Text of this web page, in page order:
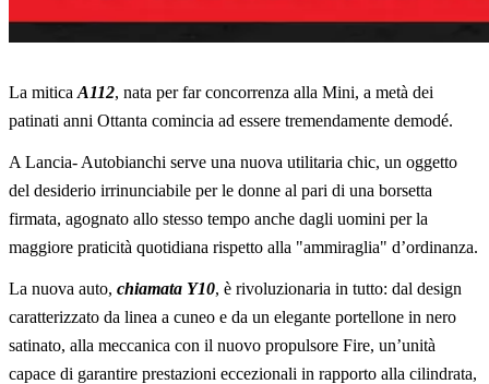
La mitica A112, nata per far concorrenza alla Mini, a metà dei
patinati anni Ottanta comincia ad essere tremendamente demodé.
A Lancia- Autobianchi serve una nuova utilitaria chic, un oggetto
del desiderio irrinunciabile per le donne al pari di una borsetta
firmata, agognato allo stesso tempo anche dagli uomini per la
maggiore praticità quotidiana rispetto alla "ammiraglia" d’ordinanza.
La nuova auto, chiamata Y10, è rivoluzionaria in tutto: dal design
caratterizzato da linea a cuneo e da un elegante portellone in nero
satinato, alla meccanica con il nuovo propulsore Fire, un’unità
capace di garantire prestazioni eccezionali in rapporto alla cilindrata,